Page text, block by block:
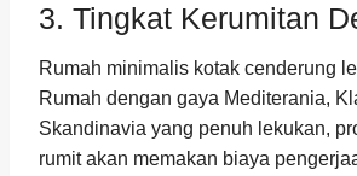
3. Tingkat Kerumitan
Rumah minimalis kotak cenderung
Rumah dengan gaya Mediterania,
Skandinavia yang penuh lekukan,
rumit akan memakan biaya